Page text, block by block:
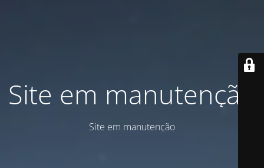
Site em manutenção
Site em manutenção